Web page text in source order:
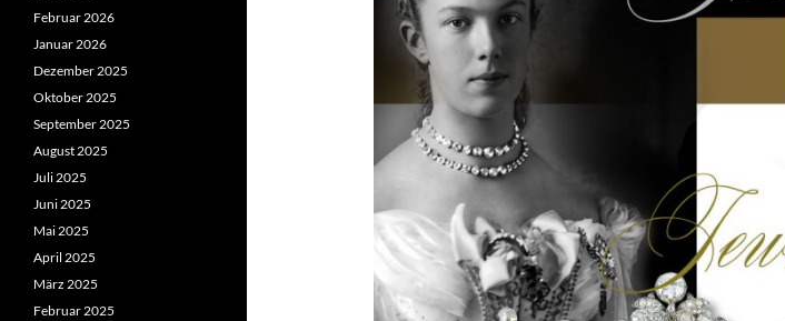
Februar 2026
Januar 2026
Dezember 2025
Oktober 2025
September 2025
August 2025
Juli 2025
Juni 2025
Mai 2025
April 2025
März 2025
Februar 2025